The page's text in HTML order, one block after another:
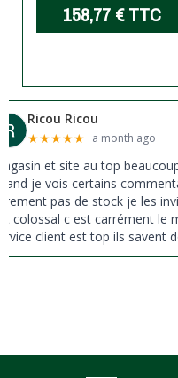
158,77 €TTC
Ricou Ricou
★★★★★ a month ago
et site au top
je vois certains
pas de stock je les
colossal c est carrément le
client est top ils savent
pas à la vente ils sont